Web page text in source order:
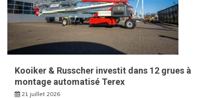
Kooiker & Russcher investit dans 12 grues à
montage automatisé Terex
21 juillet 2026